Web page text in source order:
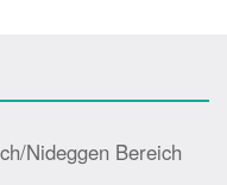
Nideggen Bereich